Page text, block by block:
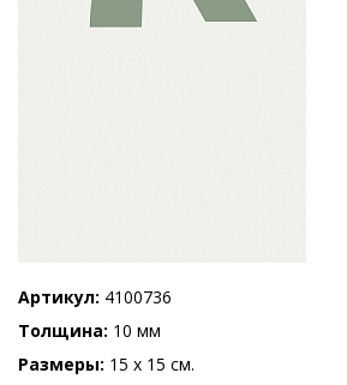
Артикул 4100736
Толщина 10 мм
Размеры 15 x 15 см.